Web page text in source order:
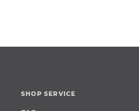
SHOP SERVICE